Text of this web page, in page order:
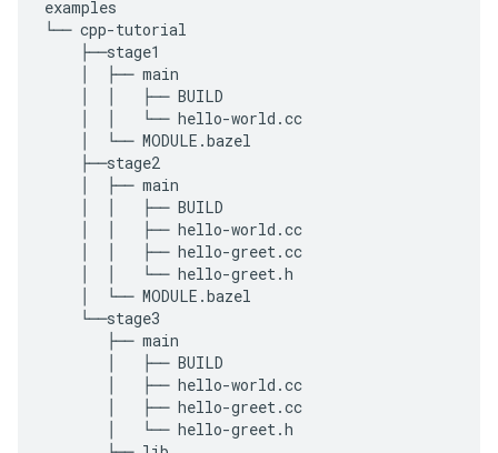
examples
└── cpp-tutorial
    ├──stage1
    │  ├── main
    │  │   ├── BUILD
    │  │   └── hello-world.cc
    │  └── MODULE.bazel
    ├──stage2
    │  ├── main
    │  │   ├── BUILD
    │  │   ├── hello-world.cc
    │  │   ├── hello-greet.cc
    │  │   └── hello-greet.h
    │  └── MODULE.bazel
    └──stage3
       ├── main
       │   ├── BUILD
       │   ├── hello-world.cc
       │   ├── hello-greet.cc
       │   └── hello-greet.h